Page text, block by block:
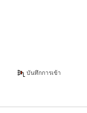
บันทึกการเข้า